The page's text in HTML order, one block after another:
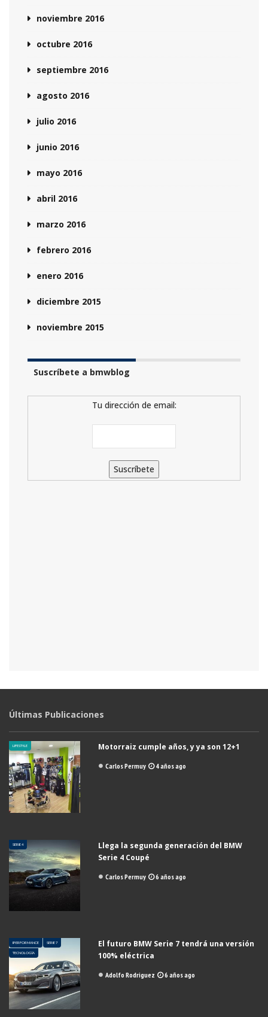
noviembre 2016
octubre 2016
septiembre 2016
agosto 2016
julio 2016
junio 2016
mayo 2016
abril 2016
marzo 2016
febrero 2016
enero 2016
diciembre 2015
noviembre 2015
Suscríbete a bmwblog
Tu dirección de email:
Últimas Publicaciones
LIFESTYLE Motorraiz cumple años, y ya son 12+1
Carlos Permuy 4 años ago
SERIE 4
Llega la segunda generación del BMW
Serie 4 Coupé
Carlos Permuy 6 años ago
IPERFORMANCE SERIE 7
TECNOLOGÍA
El futuro BMW Serie 7 tendrá una versión
100% eléctrica
Adolfo Rodriguez 6 años ago